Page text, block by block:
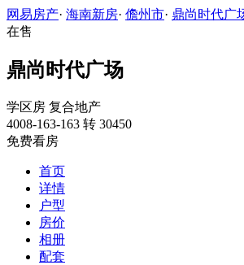
网易房产· 海南新房· 儋州市· 鼎尚时代广
在售
鼎尚时代广场
学区房 复合地产
4008-163-163 转 30450
免费看房
首页
详情
户型
房价
相册
配套